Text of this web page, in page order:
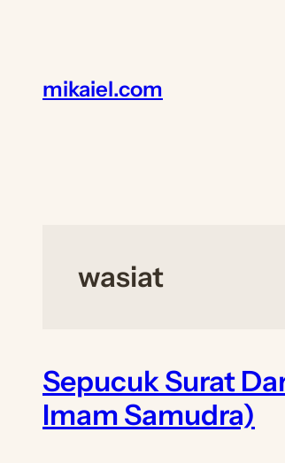
mikaiel.com
wasiat
Sepucuk Surat
Imam Samudra)